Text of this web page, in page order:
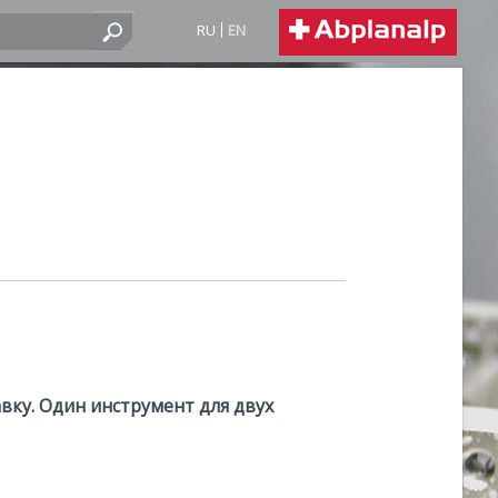
RU EN
Один инструмент для двух